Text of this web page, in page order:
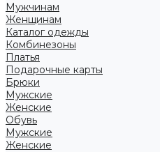
Мужчинам
Женщинам
Каталог одежды
Комбинезоны
Платья
Подарочные карты
Брюки
Мужские
Женские
Обувь
Мужские
Женские